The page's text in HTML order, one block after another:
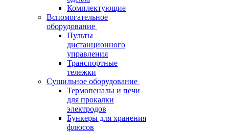
Комплектующие
Вспомогательное
оборудование
Пульты
дистанционного
управления
Транспортные
тележки
Сушильное оборудование
Термопеналы и печи
для прокалки
электродов
Бункеры для хранения
флюсов